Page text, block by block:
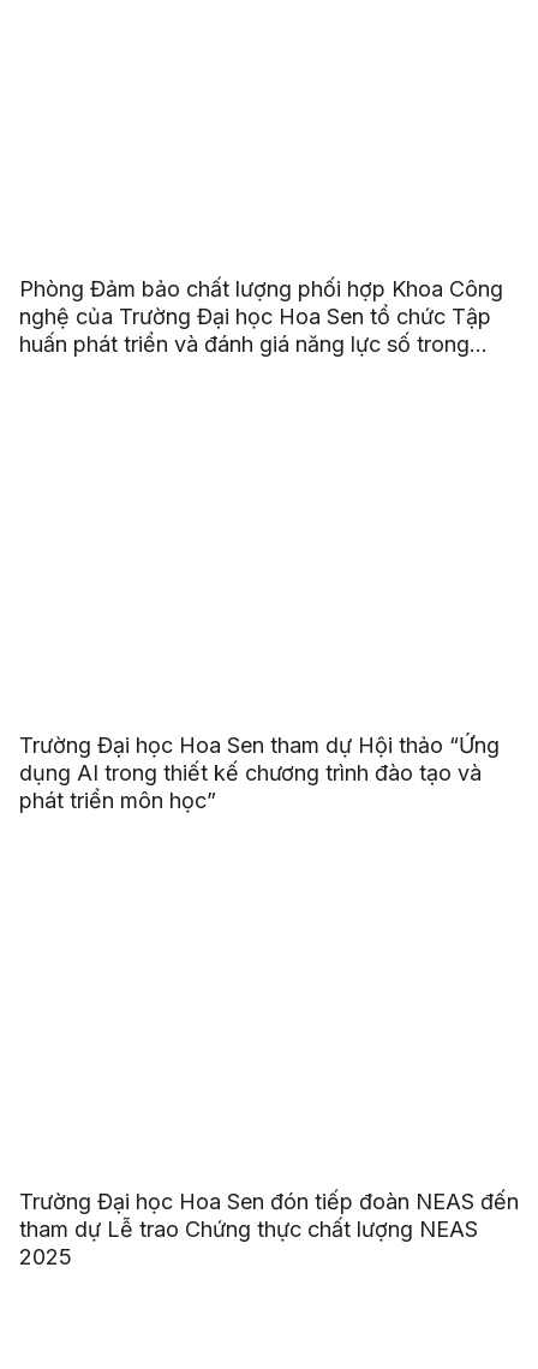
Phòng Đảm bảo chất lượng phối hợp Khoa Công
nghệ của Trường Đại học Hoa Sen tổ chức Tập
huấn phát triển và đánh giá năng lực số trong
Trường Đại học Hoa Sen tham dự Hội thảo “Ứng
dụng AI trong thiết kế chương trình đào tạo và
phát triển môn học”
Trường Đại học Hoa Sen đón tiếp đoàn NEAS đến
tham dự Lễ trao Chứng thực chất lượng NEAS
2025